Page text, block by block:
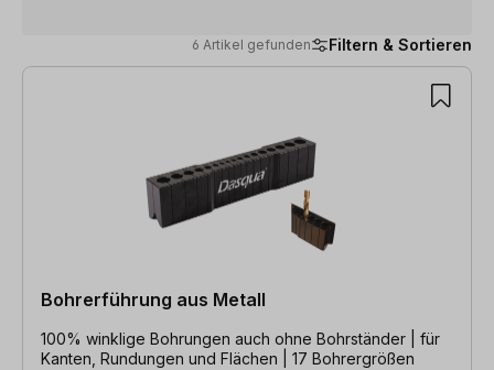
6 Artikel gefunden Filtern & Sortieren
6 Artikel gefunden
Bohrerführung aus Metall
100% winklige Bohrungen auch ohne Bohrständer | für
Kanten, Rundungen und Flächen | 17 Bohrergrößen